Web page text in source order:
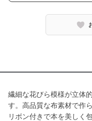
繊細な花びら模様が立体
す。高品質な布素材で作
リボン付きで本を美しく